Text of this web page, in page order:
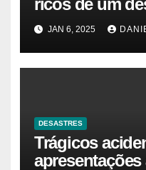
ricos de um
JAN 6, 2025
DESASTRES
Trágicos
apresentações